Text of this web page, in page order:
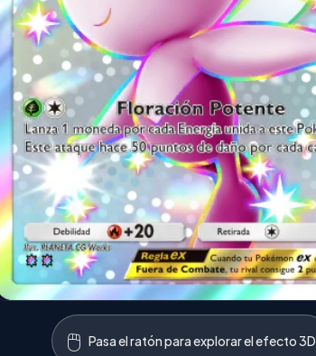
🖱️ Pasa el ratón para explorar el efecto 3D